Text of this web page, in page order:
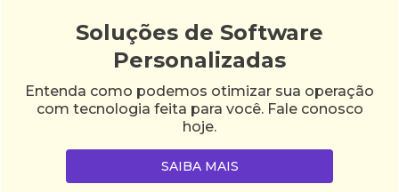
Soluções de Software
Personalizadas
Entenda como podemos otimizar sua operação
com tecnologia feita para você. Fale conosco
hoje.
SAIBA MAIS